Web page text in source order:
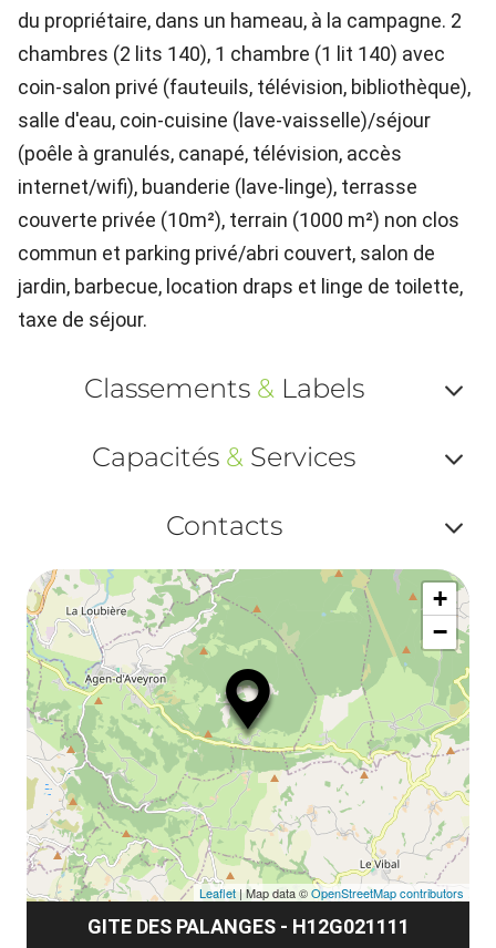
du propriétaire, dans un hameau, à la campagne. 2
chambres (2 lits 140), 1 chambre (1 lit 140) avec
coin-salon privé (fauteuils, télévision, bibliothèque),
salle d'eau, coin-cuisine (lave-vaisselle)/séjour
(poêle à granulés, canapé, télévision, accès
internet/wifi), buanderie (lave-linge), terrasse
couverte privée (10m²), terrain (1000 m²) non clos
commun et parking privé/abri couvert, salon de
jardin, barbecue, location draps et linge de toilette,
taxe de séjour.
Classements & Labels
ou
Capacités & Services
ou
Contacts
ou
GITE DES PALANGES - H12G021111
+
−
Leaflet | Map data ©OpenStreetMap contributors